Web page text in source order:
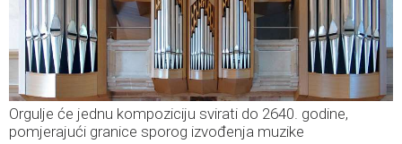
Orgulje će jednu kompoziciju svirati do 2640. godine,
pomjerajući granice sporog izvođenja muzike